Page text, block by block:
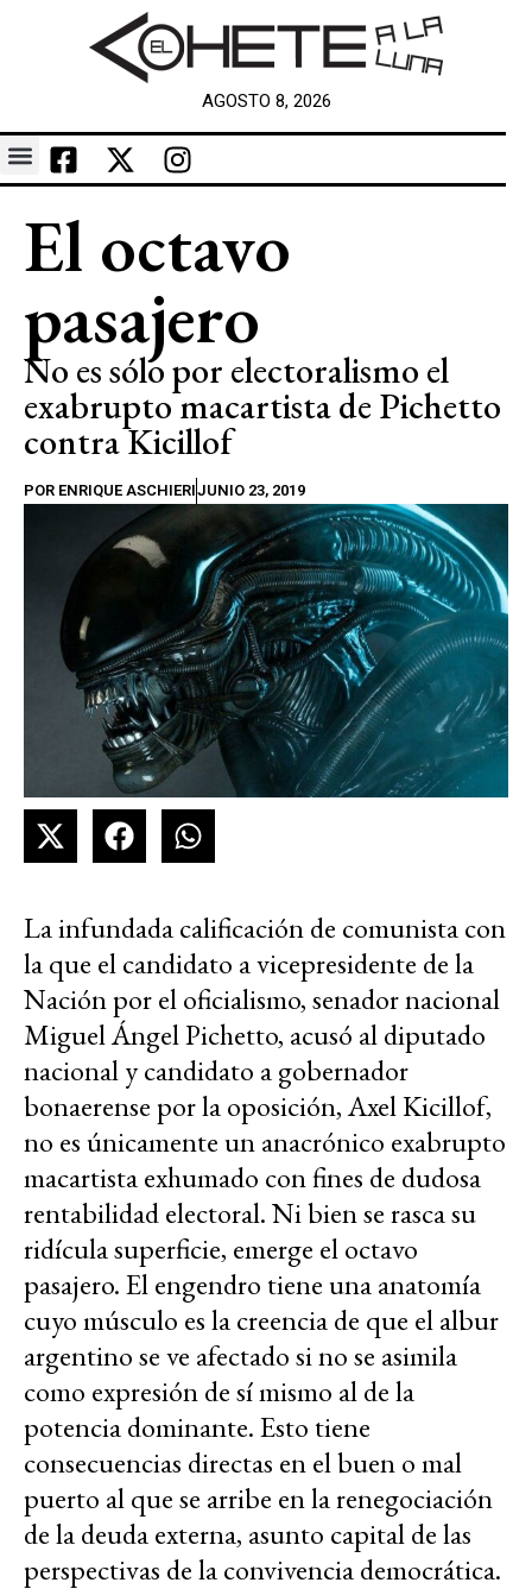
AGOSTO 8, 2026
El octavo
pasajero
No es sólo por electoralismo el
exabrupto macartista de Pichetto
contra Kicillof
POR ENRIQUE ASCHIERIJUNIO 23, 2019
La infundada calificación de comunista con
la que el candidato a vicepresidente de la
Nación por el oficialismo, senador nacional
Miguel Ángel Pichetto, acusó al diputado
nacional y candidato a gobernador
bonaerense por la oposición, Axel Kicillof,
no es únicamente un anacrónico exabrupto
macartista exhumado con fines de dudosa
rentabilidad electoral. Ni bien se rasca su
ridícula superficie, emerge el octavo
pasajero. El engendro tiene una anatomía
cuyo músculo es la creencia de que el albur
argentino se ve afectado si no se asimila
como expresión de sí mismo al de la
potencia dominante. Esto tiene
consecuencias directas en el buen o mal
puerto al que se arribe en la renegociación
de la deuda externa, asunto capital de las
perspectivas de la convivencia democrática.